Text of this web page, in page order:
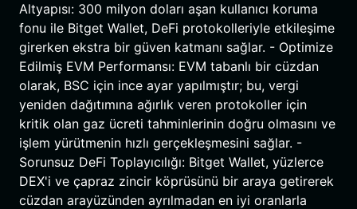
Altyapısı: 300 milyon doları aşan kullanıcı koruma
fonu ile Bitget Wallet, DeFi protokolleriyle etkileşime
girerken ekstra bir güven katmanı sağlar. - Optimize
Edilmiş EVM Performansı: EVM tabanlı bir cüzdan
olarak, BSC için ince ayar yapılmıştır; bu, vergi
yeniden dağıtımına ağırlık veren protokoller için
kritik olan gaz ücreti tahminlerinin doğru olmasını ve
işlem yürütmenin hızlı gerçekleşmesini sağlar. -
Sorunsuz DeFi Toplayıcılığı: Bitget Wallet, yüzlerce
DEX'i ve çapraz zincir köprüsünü bir araya getirerek
cüzdan arayüzünden ayrılmadan en iyi oranlarla